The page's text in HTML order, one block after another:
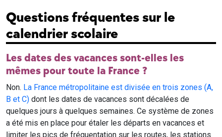
Questions fréquentes sur le
calendrier scolaire
Les dates des vacances sont-elles les
mêmes pour toute la France ?
Non. La France métropolitaine est divisée en trois zones (A,
B et C) dont les dates de vacances sont décalées de
quelques jours à quelques semaines. Ce système de zones
a été mis en place pour étaler les départs en vacances et
limiter les pics de fréquentation sur les routes, les stations